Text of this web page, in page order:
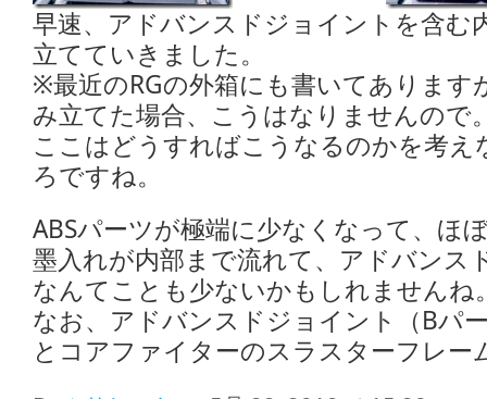
早速、アドバンスドジョイントを含
立てていきました。
※最近のRGの外箱にも書いてあります
み立てた場合、こうはなりませんので
ここはどうすればこうなるのかを考
ろですね。
ABSパーツが極端に少なくなって、ほ
墨入れが内部まで流れて、アドバンス
なんてことも少ないかもしれませんね
なお、アドバンスドジョイント（Bパ
とコアファイターのスラスターフレー